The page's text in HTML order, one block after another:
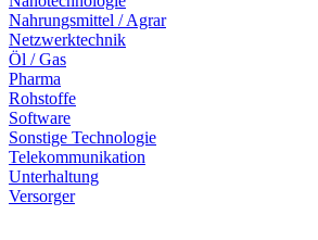
Nahrungsmittel / Agrar
Netzwerktechnik
Öl / Gas
Pharma
Rohstoffe
Software
Sonstige Technologie
Telekommunikation
Unterhaltung
Versorger